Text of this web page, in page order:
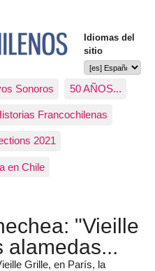
Idiomas del
sitio
Sonoros 50 AÑOS...
Francochilenas
2021
en Chile
"Vieille
alamedas...
Grille, en París, la